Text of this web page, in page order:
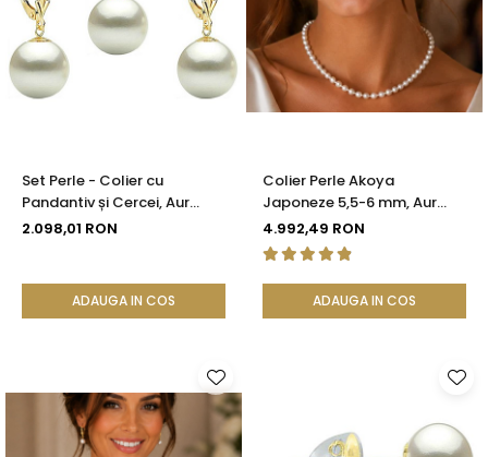
Set Perle - Colier cu
Pandantiv și Cercei, Aur
Galben 14K, Perle Albe
2.098,01 RON
ADAUGA IN COS
Colier Perle Akoya
Japoneze 5,5-6 mm, Aur
Galben 14K cu Închizătoare
Filigranată | KASKADDA®
4.992,49 RON
ADAUGA IN COS